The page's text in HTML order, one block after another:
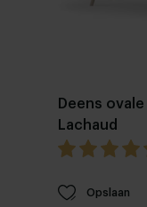
Deens
Lachaud
Opslaan